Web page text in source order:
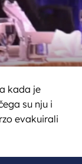
kada je
su nju i
evakuirali